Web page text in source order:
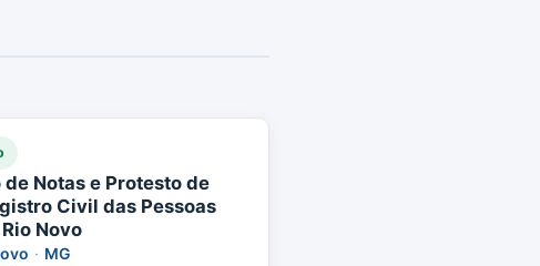
Notas e Protesto de
Civil das Pessoas
Novo
· MG